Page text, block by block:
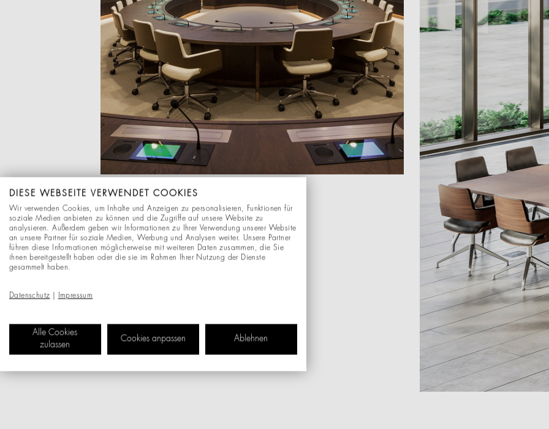
DIESE WEBSEITE VERWENDET COOKIES
Wir verwenden Cookies, um Inhalte und Anzeigen zu personalisieren, Funktionen für
soziale Medien anbieten zu können und die Zugriffe auf unsere Website zu
analysieren. Außerdem geben wir Informationen zu Ihrer Verwendung unserer Website
an unsere Partner für soziale Medien, Werbung und Analysen weiter. Unsere Partner
führen diese Informationen möglicherweise mit weiteren Daten zusammen, die Sie
ihnen bereitgestellt haben oder die sie im Rahmen Ihrer Nutzung der Dienste
gesammelt haben.
Datenschutz Impressum
Alle Cookies
zulassen
Cookies anpassen Ablehnen